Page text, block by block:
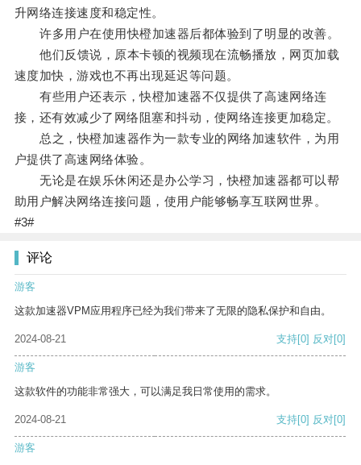
升网络连接速度和稳定性。
许多用户在使用快橙加速器后都体验到了明显的改善。
他们反馈说，原本卡顿的视频现在流畅播放，网页加载
速度加快，游戏也不再出现延迟等问题。
有些用户还表示，快橙加速器不仅提供了高速网络连
接，还有效减少了网络阻塞和抖动，使网络连接更加稳定。
总之，快橙加速器作为一款专业的网络加速软件，为用
户提供了高速网络体验。
无论是在娱乐休闲还是办公学习，快橙加速器都可以帮
助用户解决网络连接问题，使用户能够畅享互联网世界。
#3#
评论
游客
这款加速器VPM应用程序已经为我们带来了无限的隐私保护和自由。
2024-08-21 支持[0] 反对[0]
游客
这款软件的功能非常强大，可以满足我日常使用的需求。
2024-08-21 支持[0] 反对[0]
游客